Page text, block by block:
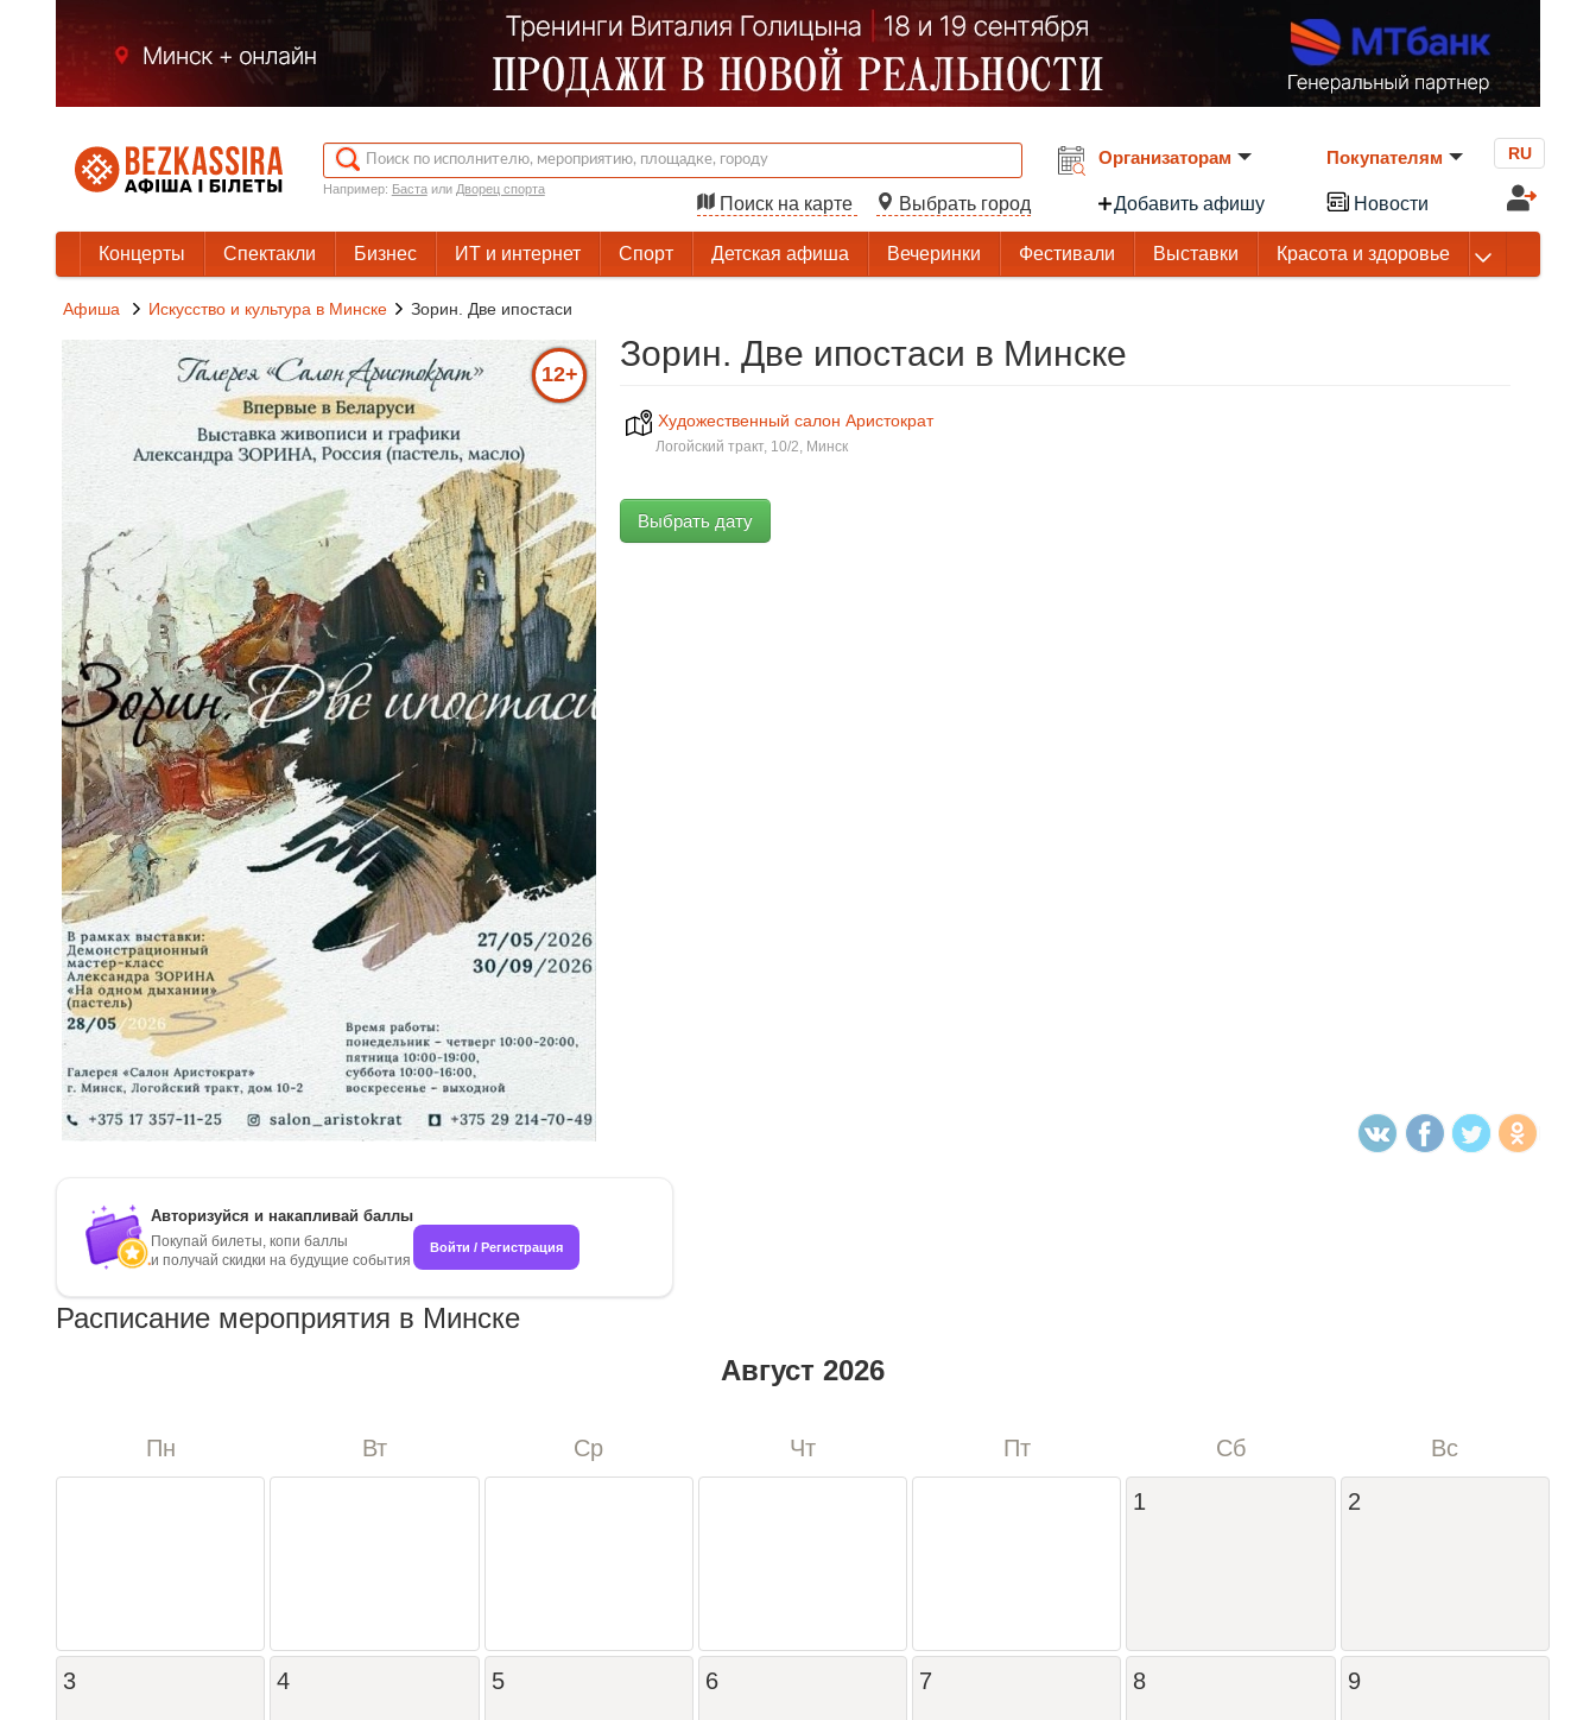
Например: Бастаили Дворец спорта
Поиск на карте Выбрать город
Организаторам
Добавить афишу
Покупателям
Новости
RU
Концерты Спектакли Бизнес ИТ и интернет Спорт Детская афиша Вечеринки Фестивали Выставки Красота и здоровье
Афиша Искусство и культура в Минске Зорин. Две ипостаси
12+
Зорин. Две ипостаси в Минске
Художественный салон Аристократ
Логойский тракт, 10/2, Минск
Выбрать дату
Авторизуйся и накапливай баллы
Покупай билеты, копи баллы
и получай скидки на будущие события
Войти / Регистрация
Расписание мероприятия в Минске
август 2026
Пн Вт Ср Чт Пт Сб Вс
1 2
3 4 5 6 7 8 9